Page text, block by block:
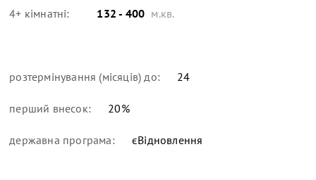
4+ кімнатні: 132 - 400 м.кв.
розтермінування (місяців) до: 24
перший внесок: 20%
державна програма: єВідновлення